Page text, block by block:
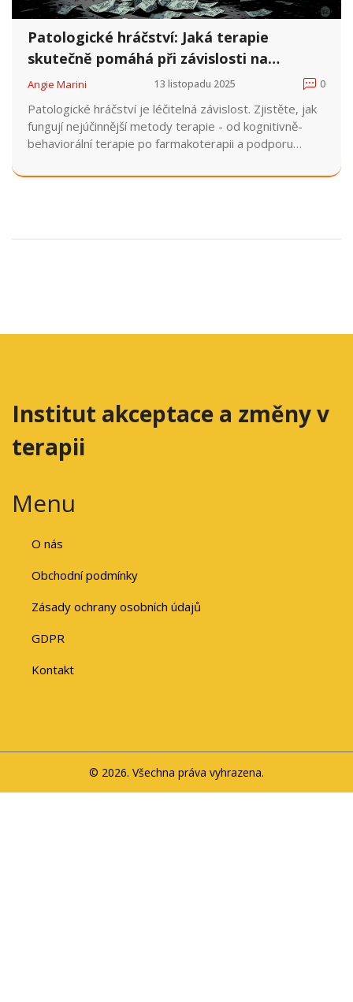
Patologické hráčství: Jaká terapie
skutečně pomáhá při závislosti na
hazardu
Angie Marini 13 listopadu 2025 0
Patologické hráčství je léčitelná závislost. Zjistěte, jak
fungují nejúčinnější metody terapie - od kognitivně-
behaviorální terapie po farmakoterapii a podporu
přístupu.
Institut akceptace a změny v
terapii
Menu
O nás
Obchodní podmínky
Zásady ochrany osobních údajů
GDPR
Kontakt
© 2026. Všechna práva vyhrazena.